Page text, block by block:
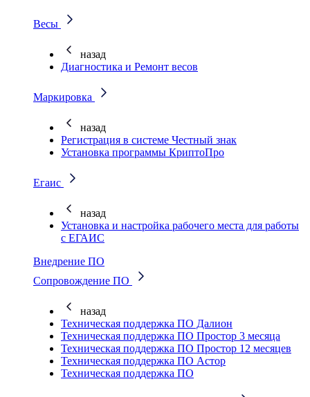
Весы
назад
Диагностика и Ремонт весов
Маркировка
назад
Регистрация в системе Честный знак
Установка программы КриптоПро
Егаис
назад
Установка и настройка рабочего места для работы
с ЕГАИС
Внедрение ПО
Сопровождение ПО
назад
Техническая поддержка ПО Далион
Техническая поддержка ПО Простор 3 месяца
Техническая поддержка ПО Простор 12 месяцев
Техническая поддержка ПО Астор
Техническая поддержка ПО